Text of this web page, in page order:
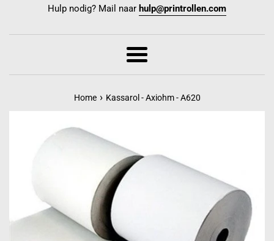
Hulp nodig? Mail naar hulp@printrollen.com
Menu
Home › Kassarol - Axiohm - A620